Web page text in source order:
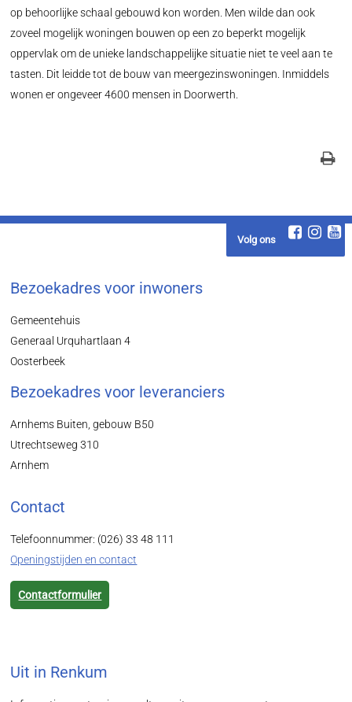
op behoorlijke schaal gebouwd kon worden. Men wilde dan ook
zoveel mogelijk woningen bouwen op een zo beperkt mogelijk
oppervlak om de unieke landschappelijke situatie niet te veel aan te
tasten. Dit leidde tot de bouw van meergezinswoningen. Inmiddels
wonen er ongeveer 4600 mensen in Doorwerth.
Volg ons
Bezoekadres voor inwoners
Gemeentehuis
Generaal Urquhartlaan 4
Oosterbeek
Bezoekadres voor leveranciers
Arnhems Buiten, gebouw B50
Utrechtseweg 310
Arnhem
Contact
Telefoonnummer: (026) 33 48 111
Openingstijden en contact
Contactformulier
Uit in Renkum